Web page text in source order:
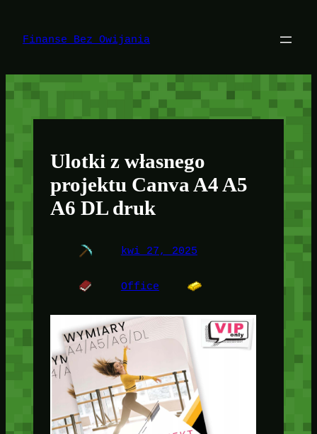
treści
Finanse Bez Owijania
Ulotki z własnego
projektu Canva A4 A5
A6 DL druk
kwi 27, 2025
Office